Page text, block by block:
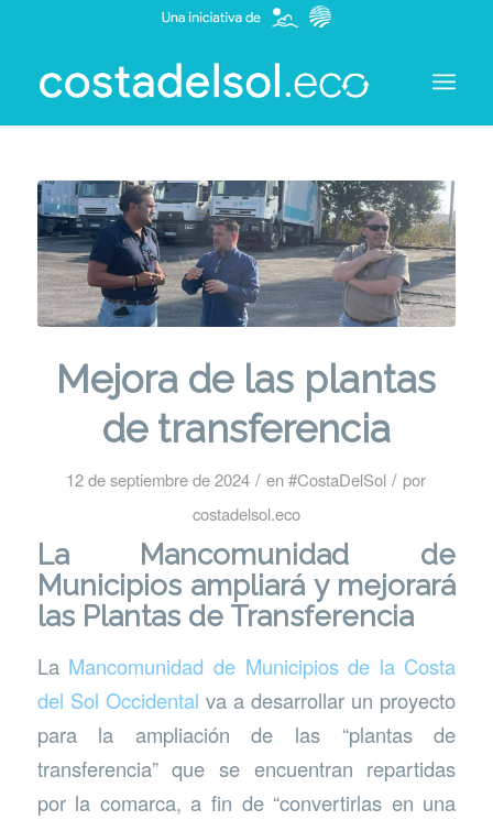
Mejora de las plantas
de transferencia
12 de septiembre de 2024 / en#CostaDelSol / por
costadelsol.eco
La Mancomunidad de
Municipios ampliará y mejorará
las Plantas de Transferencia
La Mancomunidad de Municipios de la Costa
del Sol Occidental va a desarrollar un proyecto
para la ampliación de las “plantas de
transferencia” que se encuentran repartidas
por la comarca, a fin de “convertirlas en una